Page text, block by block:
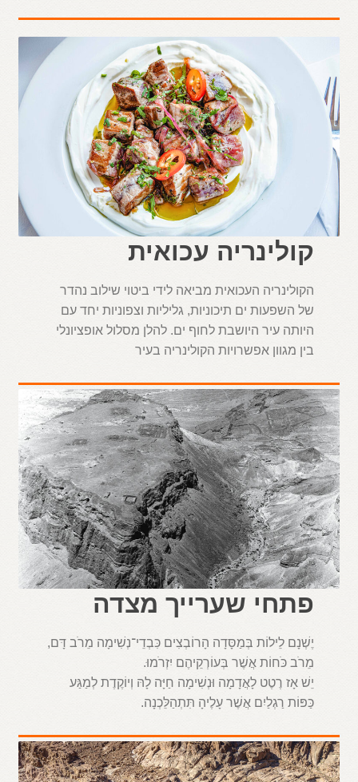
קולינריה עכואית
הקולינריה העכואית מביאה לידי ביטוי שילוב נהדר
של השפעות ים תיכוניות, גליליות וצפוניות יחד עם
היותה עיר היושבת לחוף ים. להלן מסלול אופציונלי
בין מגוון אפשרויות הקולינריה בעיר
פתחי שערייך מצדה
יֶשְׁנָם לֵילוֹת בְּמַסָּדָה הָרוֹבְצִים כִּבְדֵי־נְשִׁימָה מֵרֹב דָּם,
מֵרֹב כֹּחוֹת אֲשֶׁר בְּעוֹרְקֵיהֶם יִזְרֹמוּ.
יֵשׁ אָז רֶטֶט לָאֲדָמָה וּנְשִׁימָה חַיָּה לָהּ וְיוֹקֶדֶת לְמַגַּע
כַּפּוֹת רַגְלַיִם אֲשֶׁר עָלֶיהָ תִּתְהַלֵּכְנָה.